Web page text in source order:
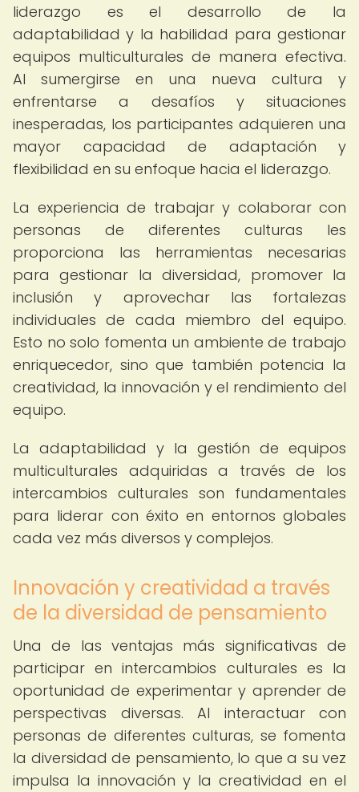
liderazgo es el desarrollo de la
adaptabilidad y la habilidad para gestionar
equipos multiculturales de manera efectiva.
Al sumergirse en una nueva cultura y
enfrentarse a desafíos y situaciones
inesperadas, los participantes adquieren una
mayor capacidad de adaptación y
flexibilidad en su enfoque hacia el liderazgo.
La experiencia de trabajar y colaborar con
personas de diferentes culturas les
proporciona las herramientas necesarias
para gestionar la diversidad, promover la
inclusión y aprovechar las fortalezas
individuales de cada miembro del equipo.
Esto no solo fomenta un ambiente de trabajo
enriquecedor, sino que también potencia la
creatividad, la innovación y el rendimiento del
equipo.
La adaptabilidad y la gestión de equipos
multiculturales adquiridas a través de los
intercambios culturales son fundamentales
para liderar con éxito en entornos globales
cada vez más diversos y complejos.
Innovación y creatividad a través
de la diversidad de pensamiento
Una de las ventajas más significativas de
participar en intercambios culturales es la
oportunidad de experimentar y aprender de
perspectivas diversas. Al interactuar con
personas de diferentes culturas, se fomenta
la diversidad de pensamiento, lo que a su vez
impulsa la innovación y la creatividad en el